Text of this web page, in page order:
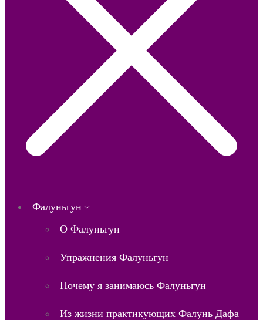
Фалуньгун
О Фалуньгун
Упражнения Фалуньгун
Почему я занимаюсь Фалуньгун
Из жизни практикующих Фалунь Дафа